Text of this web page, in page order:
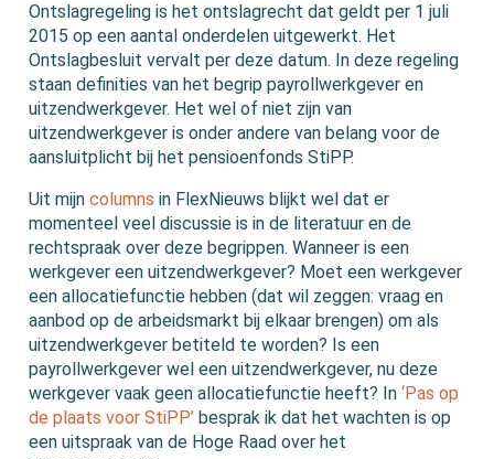
Ontslagregeling is het ontslagrecht dat geldt per 1 juli
2015 op een aantal onderdelen uitgewerkt. Het
Ontslagbesluit vervalt per deze datum. In deze regeling
staan definities van het begrip payrollwerkgever en
uitzendwerkgever. Het wel of niet zijn van
uitzendwerkgever is onder andere van belang voor de
aansluitplicht bij het pensioenfonds StiPP.
Uit mijncolumns in FlexNieuws blijkt wel dat er
momenteel veel discussie is in de literatuur en de
rechtspraak over deze begrippen. Wanneer is een
werkgever een uitzendwerkgever? Moet een werkgever
een allocatiefunctie hebben (dat wil zeggen: vraag en
aanbod op de arbeidsmarkt bij elkaar brengen) om als
uitzendwerkgever betiteld te worden? Is een
payrollwerkgever wel een uitzendwerkgever, nu deze
werkgever vaak geen allocatiefunctie heeft? In‘Pas op
de plaats voor StiPP’ besprak ik dat het wachten is op
een uitspraak van de Hoge Raad over het